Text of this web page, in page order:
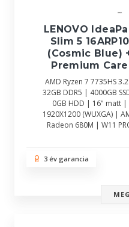
LENOVO
Slim 5 16ARP10
(Cosmic Blue)
Premium Care
AMD Ryzen 7 7735HS
32GB DDR5 | 4000GB
0GB HDD | 16" matt |
1920X1200 (WUXGA) |
Radeon 680M | W11
3 év garancia